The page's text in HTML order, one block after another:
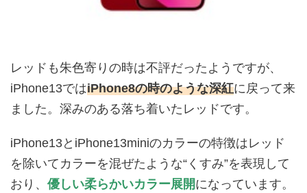
レッドも朱色寄りの時は不評だったようですが、
iPhone13ではiPhone8の時のような深紅に戻って来
ました。深みのある落ち着いたレッドです。
iPhone13とiPhone13miniのカラーの特徴はレッド
を除いてカラーを混ぜたような“くすみ”を表現して
おり、 優しい柔らかいカラー展開になっています。